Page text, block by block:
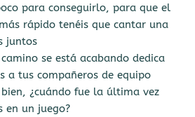
para conseguirlo, para que el
rápido tenéis que cantar una
juntos
se está acabando dedica
a tus compañeros de equipo
¿cuándo fue la última vez
en un juego?